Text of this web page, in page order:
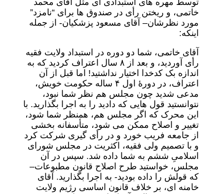
توسط مهره های استبدادی ای مثل آقای محمد
خاتمی، و ریختن رأی در صندوق ها برای “نامزد”
مورد نظرشان– آقای مسعود پزشکیان- از جمله
اینکه:
آقای خاتمی، شما دو دوره در استبداد ولایت فقیه
رأی آوردید، و بعد از ٨ سال اعتراف کردید که به
اندازه بک کدخدا اختیار نداشتید! اما قبل از آن
اعتراف، در دورۀ اول ۴ ساله حکومت خویش،
مدعی شدید چون مجلس هم نظر شما نبود،
نتوانستید قول هایی که دادید را به اجرا بگذارید. با
این محرک که اگر مجلس هم، همنظر شما شود،
تغییر و اصلاح ممکن می شود، متأسفانه بخشی
از جامعه فریب خورد و در رأی گیری شرکت کرد
و با تصمیم ولی فقیه، اکثریت در مجلس شورای
اسلامیِ ششم به شما داده شد. سپس در آن
مجلس، خواستید طرح اصلاح قانون مطبوعات–
که قولش را داده بودید- به اجرا بگذارید. آقای
خامنه ای، بر خلاف قانون اساسی رژیم ولایت